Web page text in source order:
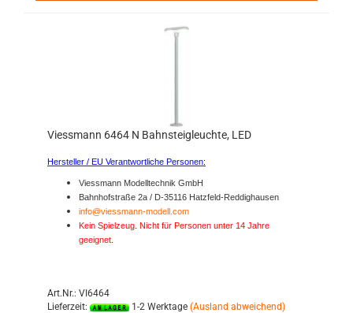
Viessmann 6464 N Bahnsteigleuchte, LED
Hersteller / EU Verantwortliche Personen:
Viessmann Modelltechnik GmbH
Bahnhofstraße 2a / D-35116 Hatzfeld-Reddighausen
info@viessmann-modell.com
Kein Spielzeug. Nicht für Personen unter 14 Jahre
geeignet.
Art.Nr.: VI6464
Lieferzeit:
1-2 Werktage (Ausland abweichend)